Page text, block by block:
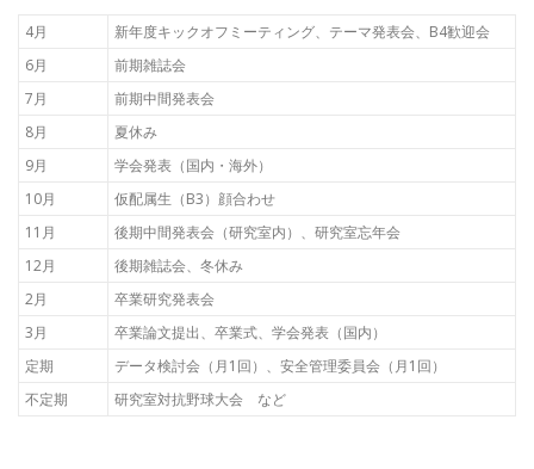
4月
新年度キックオフミーティング、テーマ発表会、B4歓迎会
6月
前期雑誌会
7月
前期中間発表会
8月
夏休み
9月
学会発表（国内・海外）
10月
仮配属生（B3）顔合わせ
11月
後期中間発表会（研究室内）、研究室忘年会
12月
後期雑誌会、冬休み
2月
卒業研究発表会
3月
卒業論文提出、卒業式、学会発表（国内）
定期
データ検討会（月1回）、安全管理委員会（月1回）
不定期
研究室対抗野球大会 など